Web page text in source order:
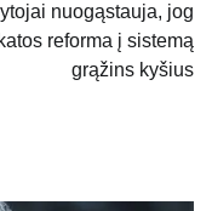
nuogąstauja, jog
reforma į sistemą
grąžins kyšius